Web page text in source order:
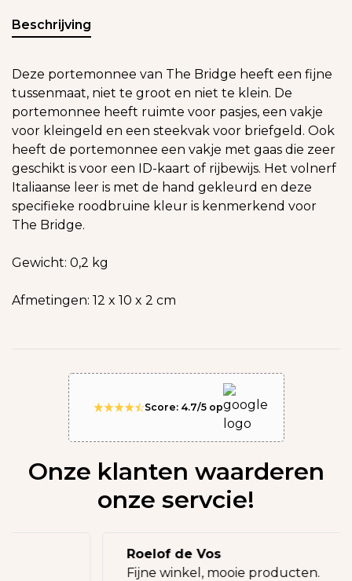
Beschrijving
Deze portemonnee van The Bridge heeft een fijne
tussenmaat, niet te groot en niet te klein. De
portemonnee heeft ruimte voor pasjes, een vakje
voor kleingeld en een steekvak voor briefgeld. Ook
heeft de portemonnee een vakje met gaas die zeer
geschikt is voor een ID-kaart of rijbewijs. Het volnerf
Italiaanse leer is met de hand gekleurd en deze
specifieke roodbruine kleur is kenmerkend voor
The Bridge.
Gewicht: 0,2 kg
Afmetingen: 12 x 10 x 2 cm
Score: 4.7/5 op
Onze klanten waarderen
onze servcie!
Roelof de Vos
Fijne winkel, mooie producten.